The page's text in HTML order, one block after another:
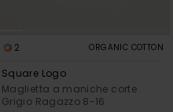
2 ORGANIC COTTON
Square Logo
Maglietta a maniche corte
Grigio Ragazzo 8-16